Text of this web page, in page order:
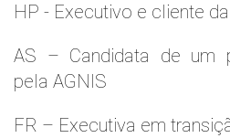
HP - Executivo e cliente
AS – Candidata de um
pela AGNIS
FR – Executiva em